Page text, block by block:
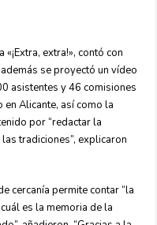
extra!», contó con
se proyectó un vídeo
asistentes y 46 comisiones
Alicante, así como la
por “redactar la
tradiciones”, explicaron
cercanía permite contar “la
es la memoria de la